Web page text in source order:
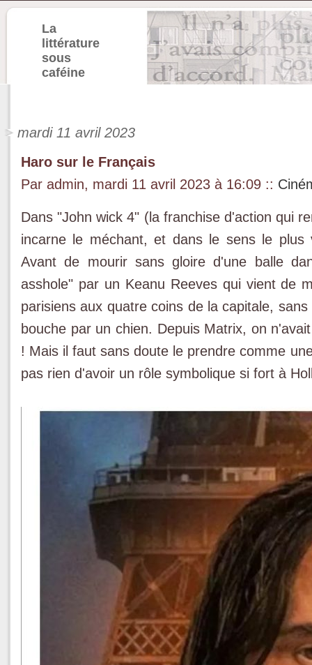
La
littérature
sous
caféine
mardi 11 avril 2023
Haro sur le Français
Par admin, mardi 11 avril 2023 à 16:09 ::
Dans "John wick 4" (la franchise d'action qui
incarne le méchant, et dans le sens le
Avant de mourir sans gloire d'une balle
asshole" par un Keanu Reeves qui vient de
parisiens aux quatre coins de la capitale,
bouche par un chien. Depuis Matrix, on
! Mais il faut sans doute le prendre comme
pas rien d'avoir un rôle symbolique si fort à